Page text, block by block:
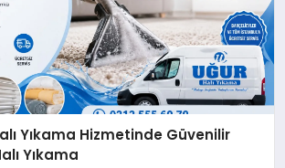
Yıkama Hizmetinde Güvenilir
Yıkama